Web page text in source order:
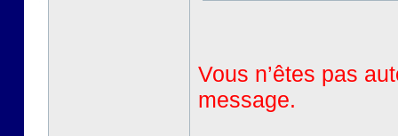
Vous n’êtes pas
message.